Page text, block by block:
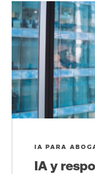
IA PARA
IA y